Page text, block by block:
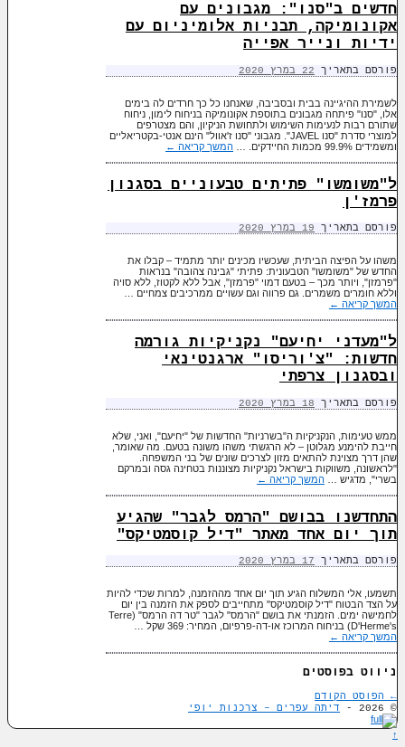
חדשים ב"סנו": מגבונים עם
אקונומיקה, תבניות אלומיניום עם
ידיות ונייר אפייה
פורסם בתאריך 22 במרץ 2020
לשמירת ההיגיינה בבית ובסביבה, שאנחנו כל כך חרדים לה בימים
אלו, "סנו" פיתחה מגבונים בתוספת אקונומיקה בניחוח לימון, ניחוח
שתורם רבות לנעימות השימוש ולתחושת הניקיון, והם מצטרפים
למוצרי סדרת "סנו JAVEL". מגבוני "סנו ז'אוול" הינם אנטי-בקטריאליים
ומשמידים 99.9% מכמות החיידקים. …
המשך קריאה ←
ל"משומשו" פתיתים טבעוניים בסגנון
פרמז'ן
פורסם בתאריך 19 במרץ 2020
משהו על הפיצה הביתית, שעכשיו מכינים יותר מתמיד – קבלו את
החדש של "משומשו" הטבעונית: פתיתי "גבינה צהובה" בנראות
"פרמזן", ויותר מכך – בטעם דמוי "פרמזן", אבל ללא לקטוז, ללא סויה
וללא חומרים משמרים. גם פרווה וגם עשויים ממרכיבים צמחיים …
המשך קריאה ←
ל"מעדני יחיעם" נקניקיות גורמה
חדשות: "צ'וריסו" ארגנטינאי
ובסגנון צרפתי
פורסם בתאריך 18 במרץ 2020
ממש טעימות, הנקניקיות ה"בשרניות" החדשות של "יחיעם", ואני, שלא
חייבת להימנע מגלוטן – לא הרגשתי משהו משונה בטעם. מה שאומר,
שהן דרך מצוינת להתאים מזון לצרכים שונים של בני המשפחה.
"לראשונה, משווקות בישראל נקניקיות מצוננות בטחינה גסה ובמרקם
בשרי", מדגיש … המשך קריאה ←
התחדשנו בבושם "הרמס לגבר" שהגיע
תוך יום אחד מאתר "דיל קוסמטיקס"
פורסם בתאריך 17 במרץ 2020
תשמעו, אלי המשלוח הגיע תוך יום אחד מההזמנה, למרות שכדי להיות
על הצד הבטוח "דיל קוסמטיקס" מתחייבים לספק את הזמנה בין יום
לחמישה ימים. הזמנתי את בושם "הרמס" לגבר "טר דה הרמס" (Terre
D'Herme's) בניחוח המרוכז או-דה-פרפיום, המחיר: 369 שקל …
המשך קריאה ←
ניווט בפוסטים
← הפוסט הקודם
© 2026 -
דיתה עפרים – צרכנות יופי
↑